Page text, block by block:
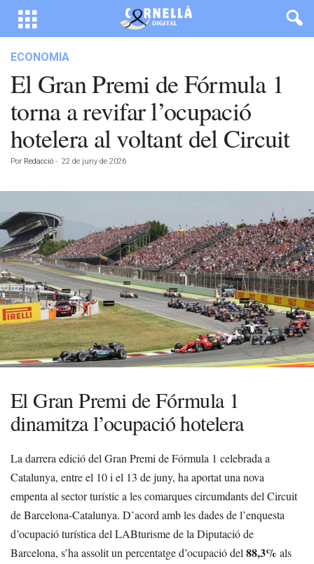
ECONOMIA
El Gran Premi de Fórmula 1
torna a revifar l’ocupació
hotelera al voltant del Circuit
Por Redacció - 22 de juny de 2026
El Gran Premi de Fórmula 1
dinamitza l’ocupació hotelera
La darrera edició del Gran Premi de Fórmula 1 celebrada a
Catalunya, entre el 10 i el 13 de juny, ha aportat una nova
empenta al sector turístic a les comarques circumdants del Circuit
de Barcelona-Catalunya. D’acord amb les dades de l’enquesta
d’ocupació turística del LABturisme de la Diputació de
Barcelona, s’ha assolit un percentatge d’ocupació del 88,3% als